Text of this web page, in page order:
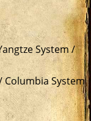
System /
Columbia System